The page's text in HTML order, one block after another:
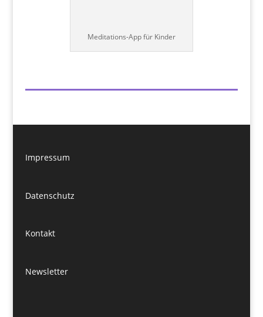
Meditations-App für Kinder
Impressum
Datenschutz
Kontakt
Newsletter